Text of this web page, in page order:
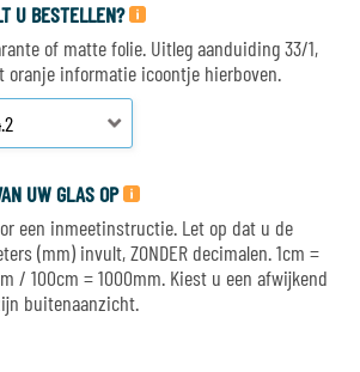
U BESTELLEN?
of matte folie. Uitleg aanduiding 33/1,
oranje informatie icoontje hierboven.
UW GLAS OP
een inmeetinstructie. Let op dat u de
(mm) invult, ZONDER decimalen. 1cm =
/ 100cm = 1000mm. Kiest u een afwijkend
buitenaanzicht.